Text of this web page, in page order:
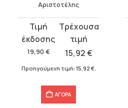
Αριστοτέλης
19,90 €
Original
price
was:
19,90 €.
15,92€
τρέχουσα
τιμή
Προηγούμενη τιμή: 15,92 €.
ΑΓΟΡΑ